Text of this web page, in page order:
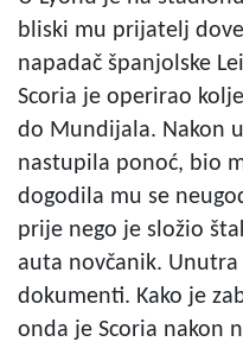
bliski mu prijatelj
napadač španjolske
Scoria je operirao
do Mundijala. Nakon
nastupila ponoć, bio
dogodila mu se
prije nego je složio
auta novčanik.
dokumenti. Kako je
onda je Scoria nakon